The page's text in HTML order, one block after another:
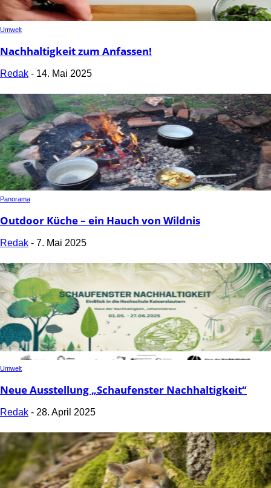
Umwelt
Nachhaltigkeit zum Anfassen!
Redak - 14. Mai 2025
Panorama
Outdoor Küche – ein Hauch von Wildnis
Redak - 7. Mai 2025
Umwelt
Neue Ausstellung „Schaufenster Nachhaltigkeit“
Redak - 28. April 2025